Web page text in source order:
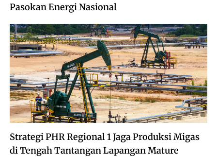
Pasokan Energi Nasional
Strategi PHR Regional 1 Jaga Produksi Migas
di Tengah Tantangan Lapangan Mature